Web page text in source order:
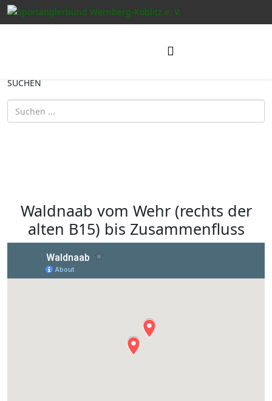
SUCHEN
Waldnaab vom Wehr (rechts der
alten B15) bis Zusammenfluss